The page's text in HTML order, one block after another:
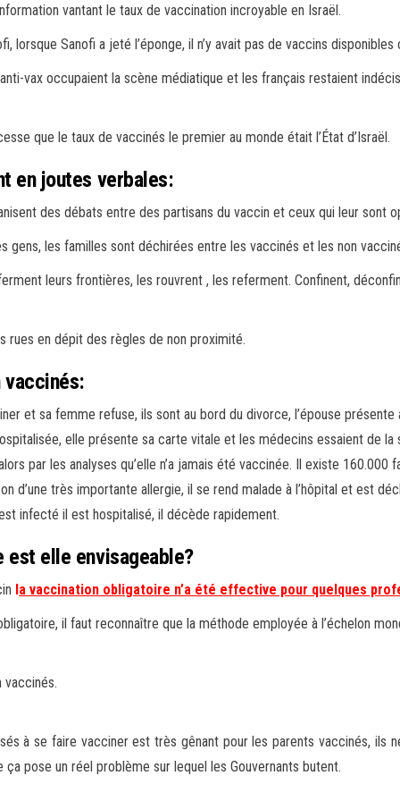
vantant le taux de vaccination incroyable en Israël.
lorsque Sanofi a jeté l’éponge, il n’y avait pas de vaccins
vax occupaient la scène médiatique et les français restaient
que le taux de vaccinés le premier au monde était l’État d’Israël.
en joutes verbales:
des débats entre des partisans du vaccin et ceux qui leur sont
les familles sont déchirées entre les vaccinés et les non
leurs frontières, les rouvrent , les referment. Confinent,
rues en dépit des règles de non proximité.
vaccinés:
et sa femme refuse, ils sont au bord du divorce, l’épouse
elle présente sa carte vitale et les médecins essaient de
par les analyses qu’elle n’a jamais été vaccinée. Il existe
d’une très importante allergie, il se rend malade à l’hôpital et est
infecté il est hospitalisé, il décède rapidement.
elle envisageable?
la vaccination obligatoire n’a été effective pour quelques
il faut reconnaître que la méthode employée à l’échelon
vaccinés.
à se faire vacciner est très gênant pour les parents vaccinés, ils
pose un réel problème sur lequel les Gouvernants butent.